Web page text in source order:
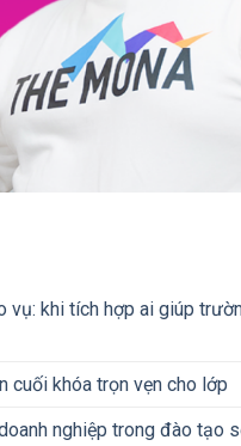
vụ: khi tích hợp ai giúp
cuối khóa trọn vẹn cho lớp
nghiệp trong đào tạo